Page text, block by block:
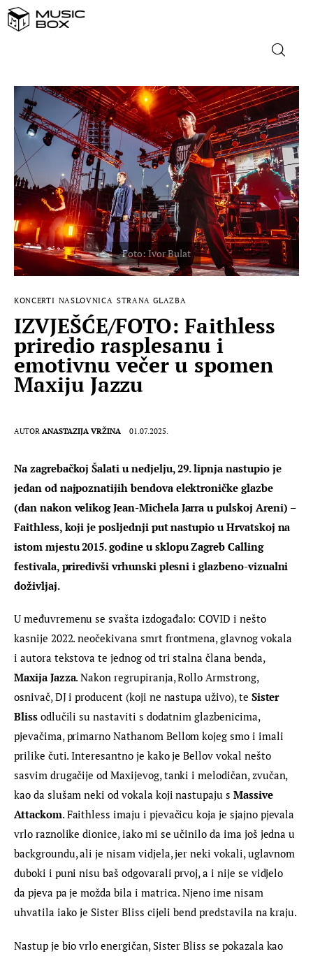
NASLOVNICA
DOMAĆA GLAZBA
STRANA GLAZBA
FILM
MUSIC BOX
KONCERTI NASLOVNICA STRANA GLAZBA
IZVJEŠĆE/FOTO: Faithless
priredio rasplesanu i
emotivnu večer u spomen
Maxiju Jazzu
AUTOR ANASTAZIJA VRŽINA 01.07.2025.
Na zagrebačkoj Šalati u nedjelju, 29. lipnja nastupio je
jedan od najpoznatijih bendova elektroničke glazbe
(dan nakon velikog Jean-Michela Jarra u pulskoj Areni) –
Faithless, koji je posljednji put nastupio u Hrvatskoj na
istom mjestu 2015. godine u sklopu Zagreb Calling
festivala, priredivši vrhunski plesni i glazbeno-vizualni
doživljaj.
U međuvremenu se svašta izdogađalo: COVID i nešto
kasnije 2022. neočekivana smrt frontmena, glavnog vokala
i autora tekstova te jednog od tri stalna člana benda,
Maxija Jazza. Nakon regrupiranja, Rollo Armstrong,
osnivač, DJ i producent (koji ne nastupa uživo), te Sister
Bliss odlučili su nastaviti s dodatnim glazbenicima,
pjevačima, primarno Nathanom Bellom kojeg smo i imali
prilike čuti. Interesantno je kako je Bellov vokal nešto
sasvim drugačije od Maxijevog, tanki i melodičan, zvučan,
kao da slušam neki od vokala koji nastupaju s Massive
Attackom. Faithless imaju i pjevačicu koja je sjajno pjevala
vrlo raznolike dionice, iako mi se učinilo da ima još jedna u
backgroundu, ali je nisam vidjela, jer neki vokali, uglavnom
duboki i puni nisu baš odgovarali prvoj, a i nije se vidjelo
da pjeva pa je možda bila i matrica. Njeno ime nisam
uhvatila iako je Sister Bliss cijeli bend predstavila na kraju.
Nastup je bio vrlo energičan, Sister Bliss se pokazala kao